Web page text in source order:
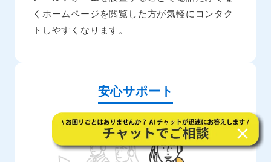
くホームページを閲覧した方が気軽にコンタク
トしやすくなります。
安心サポート
close